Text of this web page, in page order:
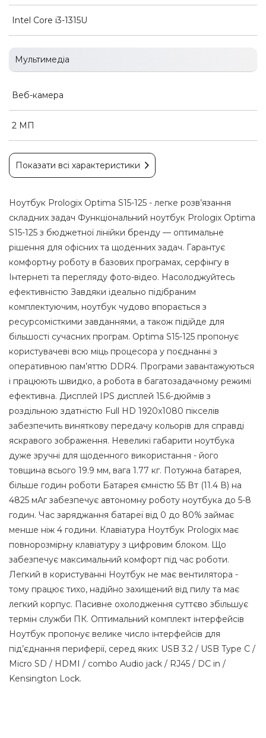
Intel Core i3-1315U
Мультимедіа
Веб-камера
2 МП
Показати всі характеристики
Ноутбук Prologix Optima S15-125 - легке розв’язання
складних задач Функціональний ноутбук Prologix Optima
S15-125 з бюджетної лінійки бренду — оптимальне
рішення для офісних та щоденних задач. Гарантує
комфортну роботу в базових програмах, серфінгу в
Інтернеті та перегляду фото-вiдео. Насолоджуйтесь
ефективністю Завдяки ідеально підібраним
комплектуючим, ноутбук чудово впорається з
ресурсомісткими завданнями, а також підійде для
більшості сучасних програм. Optima S15-125 пропонує
користувачеві всю міць процесора у поєднанні з
оперативною пам’яттю DDR4. Програми завантажуються
і працюють швидко, а робота в багатозадачному режимі
ефективна. Дисплей IPS дисплей 15.6-дюймів з
роздільною здатністю Full HD 1920x1080 пікселів
забезпечить виняткову передачу кольорів для справді
яскравого зображення. Невеликі габарити ноутбука
дуже зручні для щоденного використання - його
товщина всього 19.9 мм, вага 1.77 кг. Потужна батарея,
більше годин роботи Батарея ємністю 55 Вт (11.4 В) на
4825 мАг забезпечує автономну роботу ноутбука до 5-8
годин. Час заряджання батареї від 0 до 80% займає
менше ніж 4 години. Клавіатура Ноутбук Prologix має
повнорозмірну клавіатуру з цифровим блоком. Що
забезпечує максимальний комфорт під час роботи.
Легкий в користуванні Ноутбук не має вентилятора -
тому працює тихо, надійно захищений від пилу та має
легкий корпус. Пасивне охолодження суттєво збільшує
термін служби ПК. Оптимальний комплект інтерфейсів
Ноутбук пропонує велике число інтерфейсів для
під’єднання периферії, серед яких: USB 3.2 / USB Type C /
Micro SD / HDMI / combo Audio jack / RJ45 / DC in /
Kensington Lock.